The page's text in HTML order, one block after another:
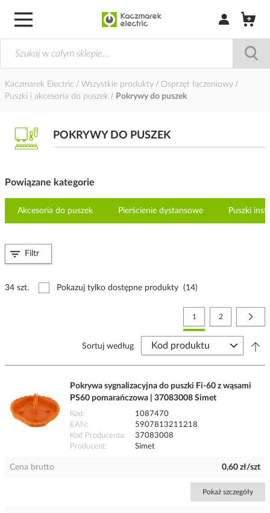
Zaloguj się /
Kaczmarek Electric Wszystkie produkty
Osprzęt łączeniowy
Puszki i akcesoria do puszek
Pokrywy do puszek
POKRYWY DO PUSZEK
Powiązane kategorie
Akcesoria do puszek Pierścienie dystansowe Puszki
34 szt. Pokazuj tylko dostępne produkty (14)
Strona
Aktualnie czytasz stronę
1 Strona
2
Sortuj według
Pokrywa sygnalizacyjna do puszki Fi-60 z wąsami
PS60 pomarańczowa | 37083008 Simet
Kod
1087470
EAN
5907813211218
Kod Producenta
37083008
Producent
Simet
Cena brutto 0,60 zł/szt
Pokaż szczegóły
Filtr